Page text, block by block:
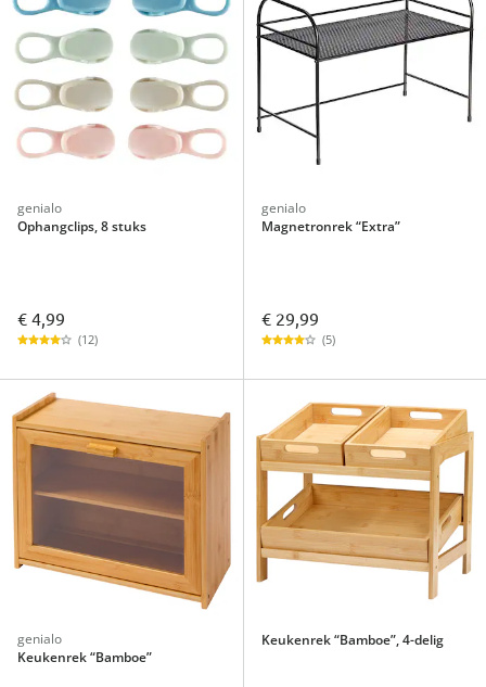
genialo
Ophangclips, 8 stuks
€ 4,99
(12)
genialo
Magnetronrek “Extra”
€ 29,99
(5)
genialo
Keukenrek “Bamboe”
Keukenrek “Bamboe”, 4-delig